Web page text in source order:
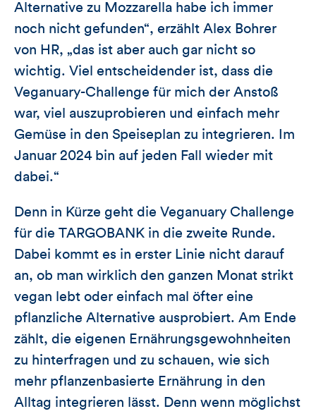
Alternative zu Mozzarella habe ich immer
noch nicht gefunden“, erzählt Alex Bohrer
von HR, „das ist aber auch gar nicht so
wichtig. Viel entscheidender ist, dass die
Veganuary-Challenge für mich der Anstoß
war, viel auszuprobieren und einfach mehr
Gemüse in den Speiseplan zu integrieren. Im
Januar 2024 bin auf jeden Fall wieder mit
dabei.“
Denn in Kürze geht die Veganuary Challenge
für die TARGOBANK in die zweite Runde.
Dabei kommt es in erster Linie nicht darauf
an, ob man wirklich den ganzen Monat strikt
vegan lebt oder einfach mal öfter eine
pflanzliche Alternative ausprobiert. Am Ende
zählt, die eigenen Ernährungsgewohnheiten
zu hinterfragen und zu schauen, wie sich
mehr pflanzenbasierte Ernährung in den
Alltag integrieren lässt. Denn wenn möglichst